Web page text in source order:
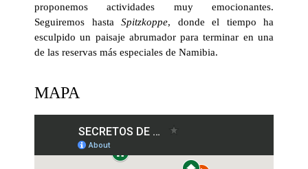
proponemos actividades muy emocionantes.
Seguiremos hasta Spitzkoppe, donde el tiempo ha
esculpido un paisaje abrumador para terminar en una
de las reservas más especiales de Namibia.
MAPA